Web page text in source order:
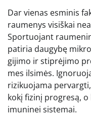
Dar vienas esminis
raumenys visiškai
Sportuojant
patiria daugybę
gijimo ir stiprėjimo
mes ilsimės.
rizikuojama
kokį fizinį progresą,
imuninei sistemai.